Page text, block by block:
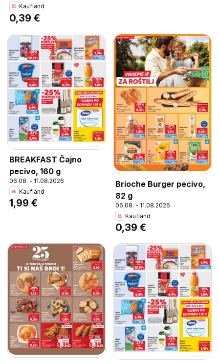
Kaufland
0,39 €
BREAKFAST Čajno
pecivo, 160 g
06.08. - 11.08.2026
Kaufland
1,99 €
Brioche Burger pecivo,
82 g
06.08. - 11.08.2026
Kaufland
0,39 €